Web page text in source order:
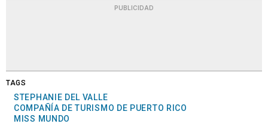
PUBLICIDAD
TAGS
STEPHANIE DEL VALLE
COMPAÑÍA DE TURISMO DE PUERTO RICO
MISS MUNDO